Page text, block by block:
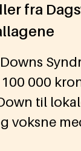
fra
000
til
voksne